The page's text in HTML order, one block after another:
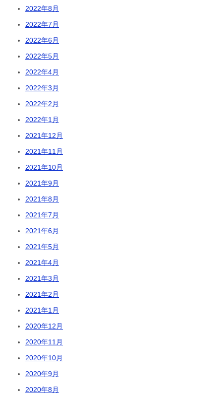
2022年8月
2022年7月
2022年6月
2022年5月
2022年4月
2022年3月
2022年2月
2022年1月
2021年12月
2021年11月
2021年10月
2021年9月
2021年8月
2021年7月
2021年6月
2021年5月
2021年4月
2021年3月
2021年2月
2021年1月
2020年12月
2020年11月
2020年10月
2020年9月
2020年8月